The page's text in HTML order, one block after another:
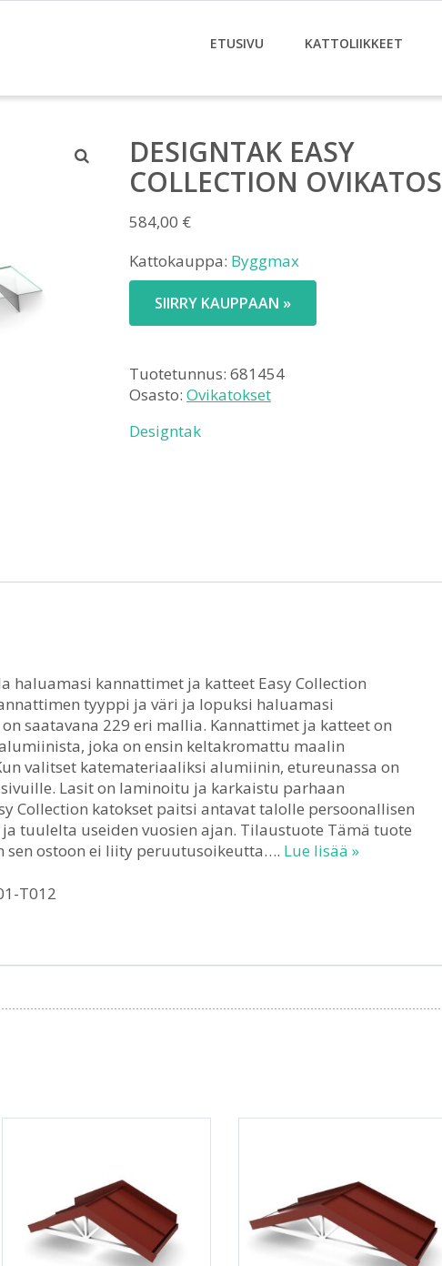
ETUSIVU KATTOLIIKKEET
DESIGNTAK EASY
COLLECTION OVIKATOS
584,00 €
Kattokauppa: Byggmax
SIIRRY KAUPPAAN »
Tuotetunnus: 681454
Osasto: Ovikatokset
Designtak
haluamasi kannattimet ja katteet Easy Collection
tyyppi ja väri ja lopuksi haluamasi
saatavana 229 eri mallia. Kannattimet ja katteet on
joka on ensin keltakromattu maalin
valitset katemateriaaliksi alumiinin, etureunassa on
Lasit on laminoitu ja karkaistu parhaan
Collection katokset paitsi antavat talolle persoonallisen
tuulelta useiden vuosien ajan. Tilaustuote Tämä tuote
sen ostoon ei liity peruutusoikeutta…. Lue lisää »
T012